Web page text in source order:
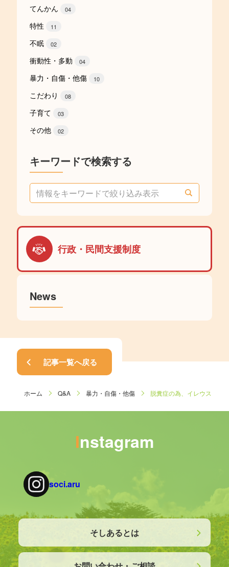
てんかん 04
特性 11
不眠 02
衝動性・多動 04
暴力・自傷・他傷 10
こだわり 08
子育て 03
その他 02
キーワードで検索する
検
索
:
行政・民間支援制度
News
記事一覧へ戻る
ホーム Q&A 暴力・自傷・他傷 脱糞症の為、イレウス（腸
Instagram
soci.aru
そしあるとは